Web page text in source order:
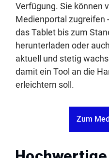
Verfügung. Sie können
Medienportal zugreifen
das Tablet bis zum
herunterladen oder
aktuell und stetig
damit ein Tool an die
erleichtern soll.
Zum